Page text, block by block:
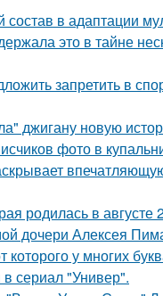
в адаптации
это в тайне
запретить в
джигану новую
фото в
родилась в августе
дочери Алексея
у многих
сериал "Универ".